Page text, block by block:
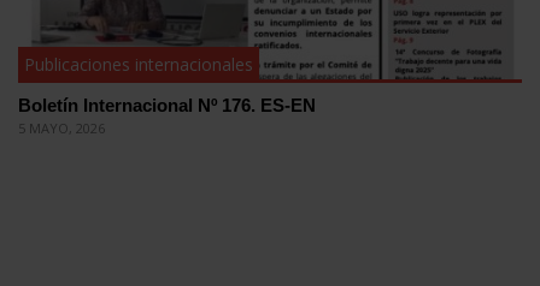
Publicaciones internacionales
Boletín Internacional Nº 176. ES-EN
5 MAYO, 2026